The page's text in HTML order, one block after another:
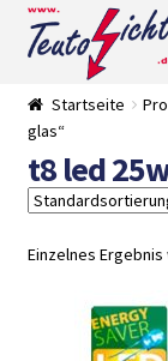
Zur
Navigation
springen
Springe
zum
Startseite
glas“
t8 led
Einzelnes